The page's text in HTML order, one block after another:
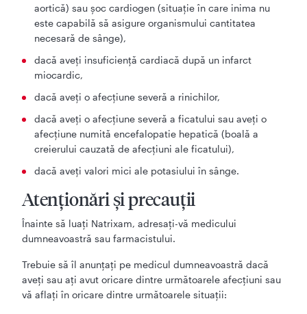
aortică) sau şoc cardiogen (situaţie în care inima nu
este capabilă să asigure organismului cantitatea
necesară de sânge),
dacă aveţi insuficienţă cardiacă după un infarct
miocardic,
dacă aveţi o afecţiune severă a rinichilor,
dacă aveţi o afecţiune severă a ficatului sau aveţi o
afecţiune numită encefalopatie hepatică (boală a
creierului cauzată de afecţiuni ale ficatului),
dacă aveţi valori mici ale potasiului în sânge.
Atenţionări şi precauţii
Înainte să luaţi Natrixam, adresaţi-vă medicului
dumneavoastră sau farmacistului.
Trebuie să îl anunţaţi pe medicul dumneavoastră dacă
aveţi sau aţi avut oricare dintre următoarele afecţiuni sau
vă aflaţi în oricare dintre următoarele situaţii: